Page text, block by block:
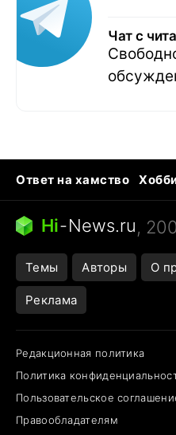
Чат с
Ответ на хамство
Бензин 100 и 95
Тунцы
Следующая пандемия
Hi-News.ru,
Темы Авторы О
Реклама
Редакционная политика
Политика
Пользовательское
Правообладателям